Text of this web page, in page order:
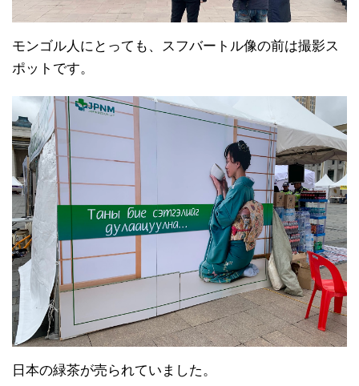
モンゴル人にとっても、スフバートル像の前は撮影ス
ポットです。
日本の緑茶が売られていました。